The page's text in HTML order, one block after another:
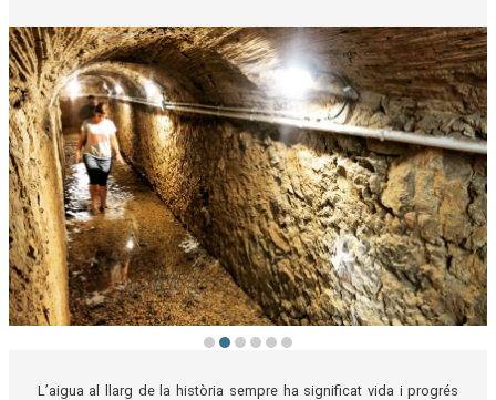
L’aigua al llarg de la història sempre ha significat vida i progrés